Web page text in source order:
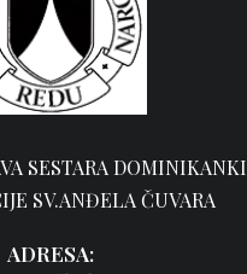
SESTARA DOMINIKANKI
SV.ANĐELA ČUVARA
ADRESA: